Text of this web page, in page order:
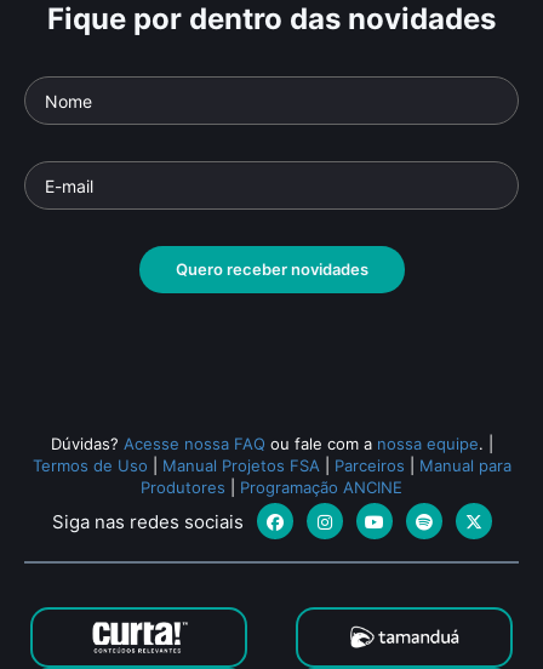
Fique por dentro das novidades
Quero receber novidades
Dúvidas? Acesse nossa FAQ ou fale com a nossa equipe.
Termos de Uso
Manual Projetos FSA Parceiros
Manual para
Produtores
Programação ANCINE
Siga nas redes sociais